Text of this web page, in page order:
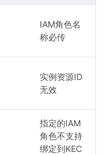
IAM角色名
称必传
实例资源ID
无效
指定的IAM
角色不支持
绑定到KEC